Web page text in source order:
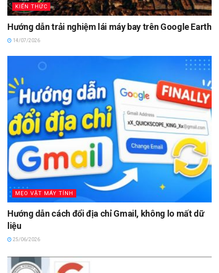
KIẾN THỨC
Hướng dẫn trải nghiệm lái máy bay trên Google Earth
14/07/2026
MẸO VẶT MÁY TÍNH
Hướng dẫn cách đổi địa chỉ Gmail, không lo mất dữ
liệu
25/06/2026